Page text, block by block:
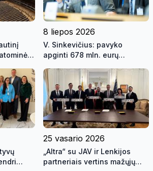
8 liepos 2026
V. Sinkevičius: pavyko
apginti 678 mln. eurų
sustiprinti Lietuvos saugumo
garantijas
25 vasario 2026
„Altra“ su JAV ir Lenkijos
partneriais vertins mažųjų